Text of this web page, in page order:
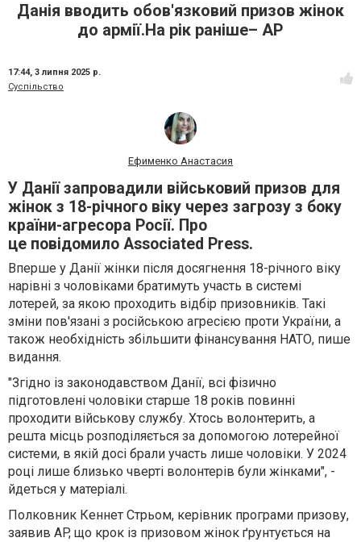
Данія вводить обов'язковий призов жінок
до армії.На рік раніше– AP
17:44, 3 липня 2025 р.
Суспільство
Ефименко Анастасия
У Данії запровадили військовий призов для
жінок з 18-річного віку через загрозу з боку
країни-агресора Росії. Про
це повідомило Associated Press.
Вперше у Данії жінки після досягнення 18-річного віку
нарівні з чоловіками братимуть участь в системі
лотерей, за якою проходить відбір призовників. Такі
зміни пов'язані з російською агресією проти України, а
також необхідність збільшити фінансування НАТО, пише
видання.
"Згідно із законодавством Данії, всі фізично
підготовлені чоловіки старше 18 років повинні
проходити військову службу. Хтось волонтерить, а
решта місць розподіляється за допомогою лотерейної
системи, в якій досі брали участь лише чоловіки. У 2024
році лише близько чверті волонтерів були жінками", -
йдеться у матеріалі.
Полковник Кеннет Стрьом, керівник програми призову,
заявив AP, що крок із призовом жінок ґрунтується на